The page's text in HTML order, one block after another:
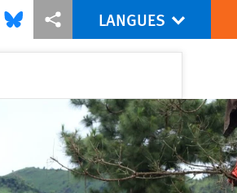
via Facebook
Share this via Bluesky
Share this via Partagez
LANGUES